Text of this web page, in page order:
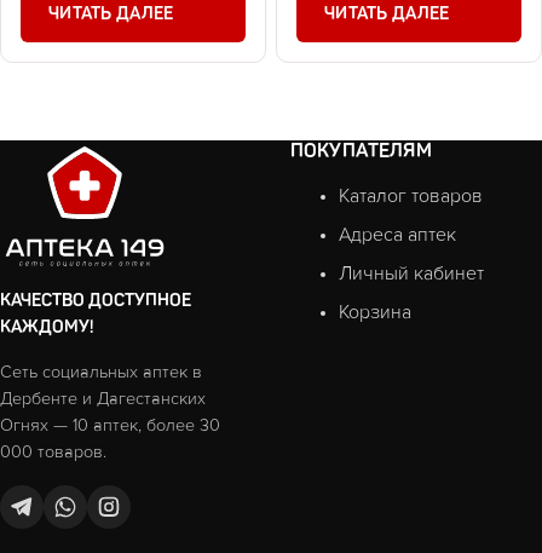
ЧИТАТЬ ДАЛЕЕ ЧИТАТЬ ДАЛЕЕ
КАЧЕСТВО ДОСТУПНОЕ
КАЖДОМУ!
Сеть социальных аптек в
Дербенте и Дагестанских
Огнях — 10 аптек, более 30
000 товаров.
ПОКУПАТЕЛЯМ
Каталог товаров
Адреса аптек
Личный кабинет
Корзина